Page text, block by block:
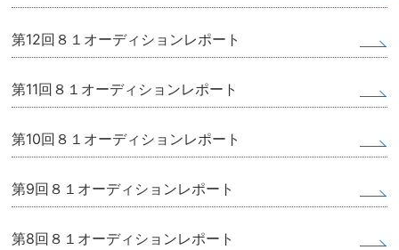
第12回８１オーディションレポート
第11回８１オーディションレポート
第10回８１オーディションレポート
第9回８１オーディションレポート
第8回８１オーディションレポート